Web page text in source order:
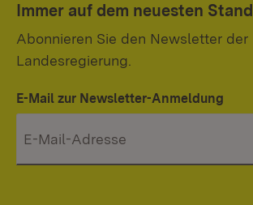
Immer auf dem neuesten Stand
Abonnieren Sie den Newsletter der
Landesregierung.
E-Mail zur Newsletter-Anmeldung